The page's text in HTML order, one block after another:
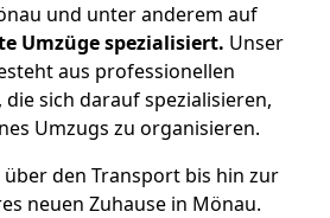
und unter anderem auf
Umzüge spezialisiert. Unser
aus professionellen
sich darauf spezialisieren,
Umzugs zu organisieren.
den Transport bis hin zur
neuen Zuhause in Mönau.